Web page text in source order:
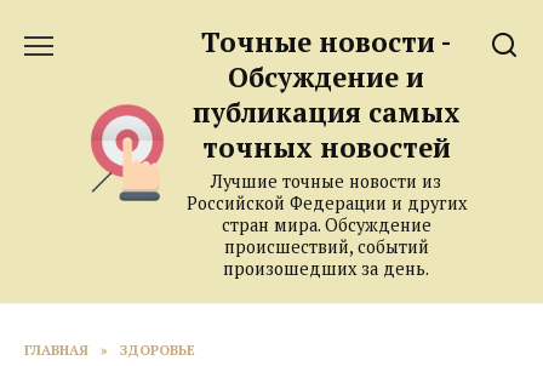
Точные новости -
Обсуждение и
публикация самых
точных новостей
Лучшие точные новости из
Российской Федерации и других
стран мира. Обсуждение
происшествий, событий
произошедших за день.
ГЛАВНАЯ » ЗДОРОВЬЕ